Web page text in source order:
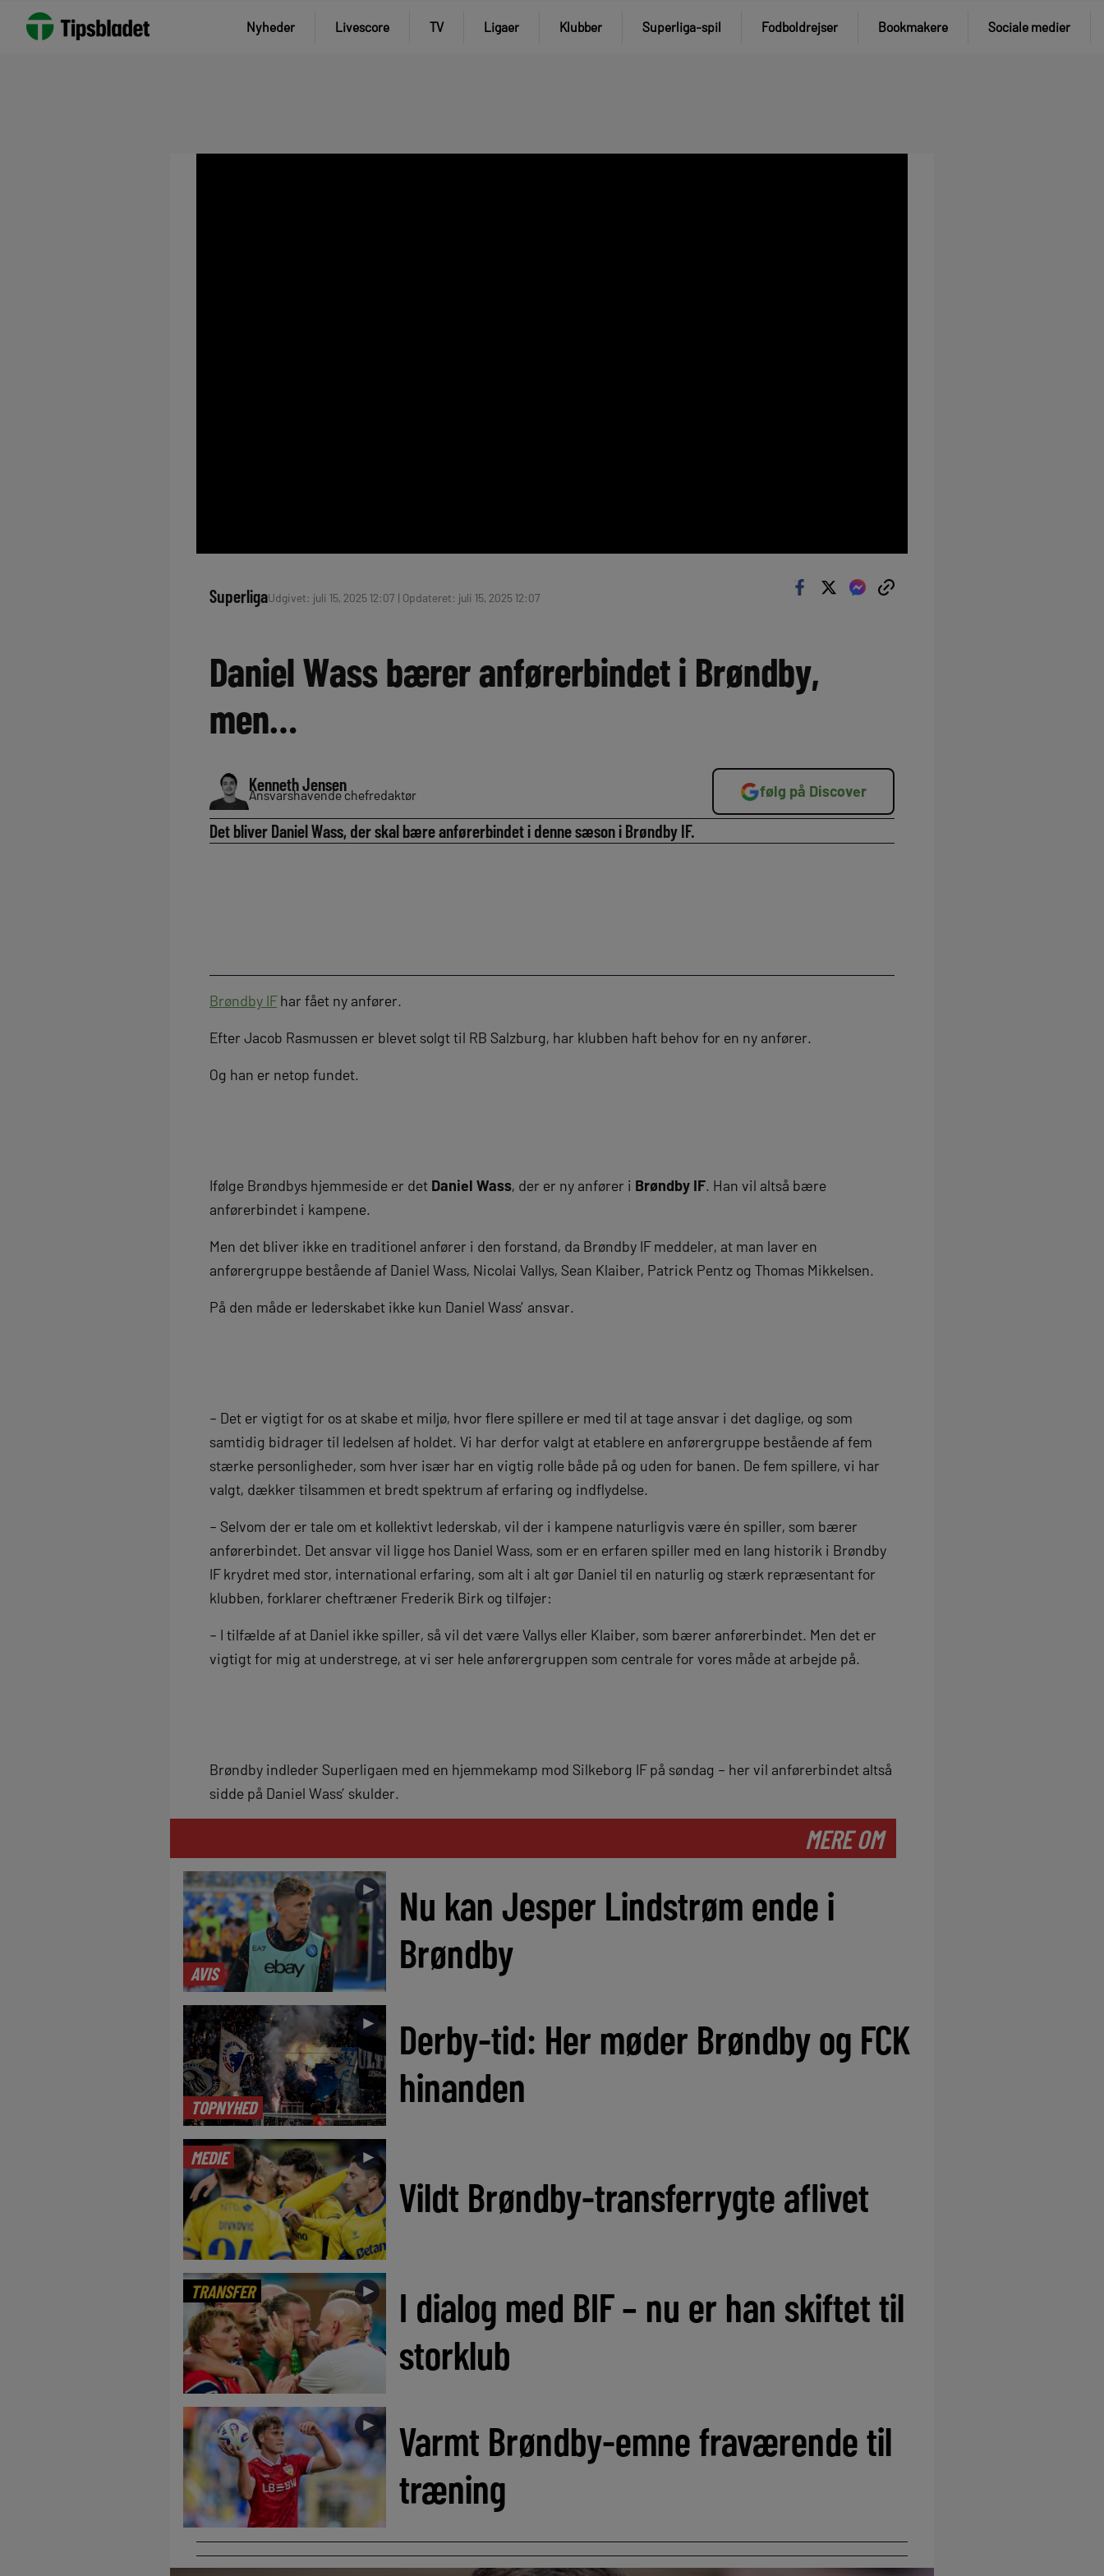
Nyheder Livescore TV Ligaer Klubber Superliga-spil Fodboldrejser Bookmakere Sociale medier
SuperligaUdgivet: juli 15, 2025 12:07 | Opdateret: juli 15, 2025 12:07
Daniel Wass bærer anførerbindet i Brøndby,
men…
Kenneth Jensen
Ansvarshavende chefredaktør følg på Discover
Det bliver Daniel Wass, der skal bære anførerbindet i denne sæson i Brøndby IF.
Brøndby IFhar fået ny anfører.
Efter Jacob Rasmussen er blevet solgt til RB Salzburg, har klubben haft behov for en ny anfører.
Og han er netop fundet.
Ifølge Brøndbys hjemmeside er det Daniel Wass, der er ny anfører i Brøndby IF. Han vil altså bære
anførerbindet i kampene.
Men det bliver ikke en traditionel anfører i den forstand, da Brøndby IF meddeler, at man laver en
anførergruppe bestående af Daniel Wass, Nicolai Vallys, Sean Klaiber, Patrick Pentz og Thomas Mikkelsen.
På den måde er lederskabet ikke kun Daniel Wass’ ansvar.
– Det er vigtigt for os at skabe et miljø, hvor flere spillere er med til at tage ansvar i det daglige, og som
samtidig bidrager til ledelsen af holdet. Vi har derfor valgt at etablere en anførergruppe bestående af fem
stærke personligheder, som hver især har en vigtig rolle både på og uden for banen. De fem spillere, vi har
valgt, dækker tilsammen et bredt spektrum af erfaring og indflydelse.
– Selvom der er tale om et kollektivt lederskab, vil der i kampene naturligvis være én spiller, som bærer
anførerbindet. Det ansvar vil ligge hos Daniel Wass, som er en erfaren spiller med en lang historik i Brøndby
IF krydret med stor, international erfaring, som alt i alt gør Daniel til en naturlig og stærk repræsentant for
klubben, forklarer cheftræner Frederik Birk og tilføjer:
– I tilfælde af at Daniel ikke spiller, så vil det være Vallys eller Klaiber, som bærer anførerbindet. Men det er
vigtigt for mig at understrege, at vi ser hele anførergruppen som centrale for vores måde at arbejde på.
Brøndby indleder Superligaen med en hjemmekamp mod Silkeborg IF på søndag – her vil anførerbindet altså
sidde på Daniel Wass’ skulder.
MERE OM
AVIS
►
Nu kan Jesper Lindstrøm ende i
Brøndby
TOPNYHED
►
Derby-tid: Her møder Brøndby og FCK
hinanden
MEDIE ►
Vildt Brøndby-transferrygte aflivet
TRANSFER ►
I dialog med BIF – nu er han skiftet til
storklub
►
Varmt Brøndby-emne fraværende til
træning